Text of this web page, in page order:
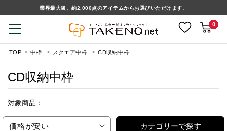
業界最大級、約2,000点のアイテムからお選びいただけます。
0
TOP 中枠 スクエア中枠 CD収納中枠
CD収納中枠
対象商品：
価格が安い カテゴリーで探す